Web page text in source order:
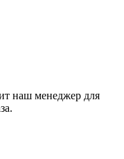
наш менеджер для